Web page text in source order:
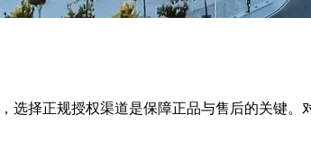
选择正规授权渠道是保障正品与售后的关键